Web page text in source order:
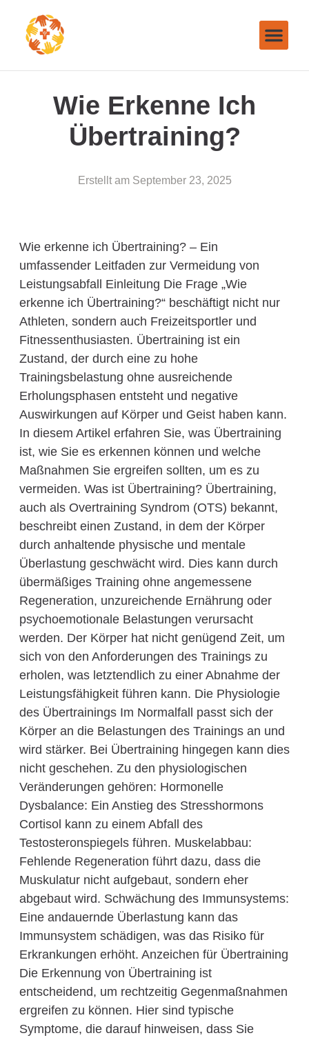
Wie Erkenne Ich
Übertraining?
Erstellt am September 23, 2025
Wie erkenne ich Übertraining? – Ein
umfassender Leitfaden zur Vermeidung von
Leistungsabfall Einleitung Die Frage „Wie
erkenne ich Übertraining?“ beschäftigt nicht nur
Athleten, sondern auch Freizeitsportler und
Fitnessenthusiasten. Übertraining ist ein
Zustand, der durch eine zu hohe
Trainingsbelastung ohne ausreichende
Erholungsphasen entsteht und negative
Auswirkungen auf Körper und Geist haben kann.
In diesem Artikel erfahren Sie, was Übertraining
ist, wie Sie es erkennen können und welche
Maßnahmen Sie ergreifen sollten, um es zu
vermeiden. Was ist Übertraining? Übertraining,
auch als Overtraining Syndrom (OTS) bekannt,
beschreibt einen Zustand, in dem der Körper
durch anhaltende physische und mentale
Überlastung geschwächt wird. Dies kann durch
übermäßiges Training ohne angemessene
Regeneration, unzureichende Ernährung oder
psychoemotionale Belastungen verursacht
werden. Der Körper hat nicht genügend Zeit, um
sich von den Anforderungen des Trainings zu
erholen, was letztendlich zu einer Abnahme der
Leistungsfähigkeit führen kann. Die Physiologie
des Übertrainings Im Normalfall passt sich der
Körper an die Belastungen des Trainings an und
wird stärker. Bei Übertraining hingegen kann dies
nicht geschehen. Zu den physiologischen
Veränderungen gehören: Hormonelle
Dysbalance: Ein Anstieg des Stresshormons
Cortisol kann zu einem Abfall des
Testosteronspiegels führen. Muskelabbau:
Fehlende Regeneration führt dazu, dass die
Muskulatur nicht aufgebaut, sondern eher
abgebaut wird. Schwächung des Immunsystems:
Eine andauernde Überlastung kann das
Immunsystem schädigen, was das Risiko für
Erkrankungen erhöht. Anzeichen für Übertraining
Die Erkennung von Übertraining ist
entscheidend, um rechtzeitig Gegenmaßnahmen
ergreifen zu können. Hier sind typische
Symptome, die darauf hinweisen, dass Sie